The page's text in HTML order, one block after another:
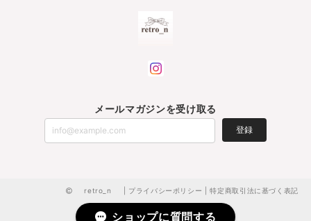
メールマガジンを受け取る
登録
retro_n | プライバシーポリシー |特定商取引法に基づく表記
ショップに質問する